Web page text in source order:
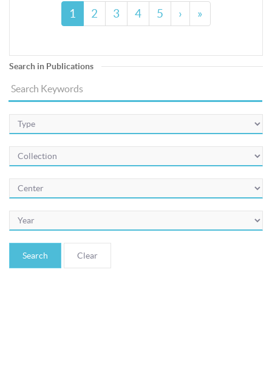
1 2 3 4 5 › »
Search in Publications